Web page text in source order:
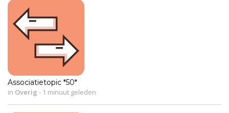
Associatietopic *50*
in Overig - 1 minuut geleden